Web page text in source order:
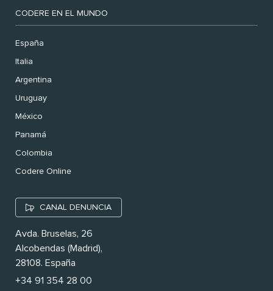
CODERE EN EL MUNDO
España
Italia
Argentina
Uruguay
México
Panamá
Colombia
Codere Online
CANAL DENUNCIA
Avda. Bruselas, 26
Alcobendas (Madrid),
28108. España
+34 91 354 28 00